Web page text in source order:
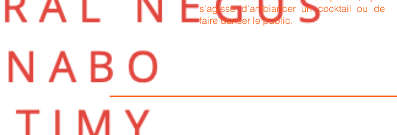
s'agisse d'ambiancer un cocktail ou de
faire danser le public.